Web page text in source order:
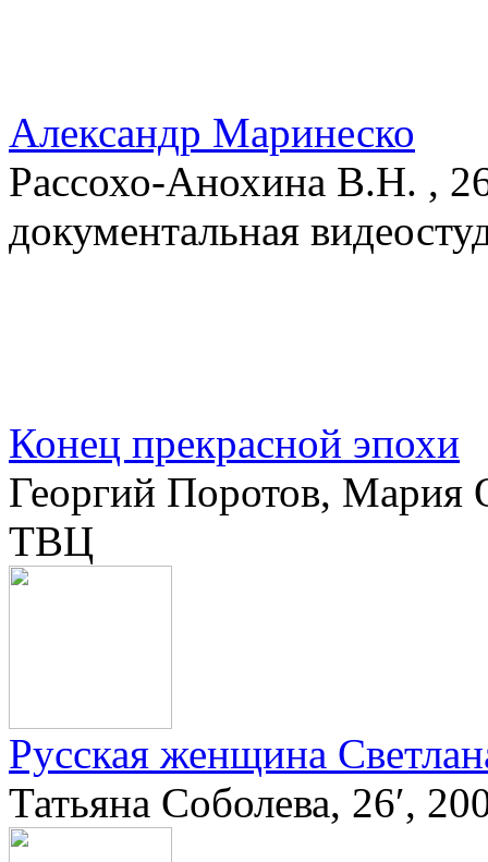
Александр Маринеско
Рассохо-Анохина В.Н. ,
документальная
Конец прекрасной эпохи
Георгий Поротов, Мария
ТВЦ
Русская женщина
Татьяна Соболева, 26′,